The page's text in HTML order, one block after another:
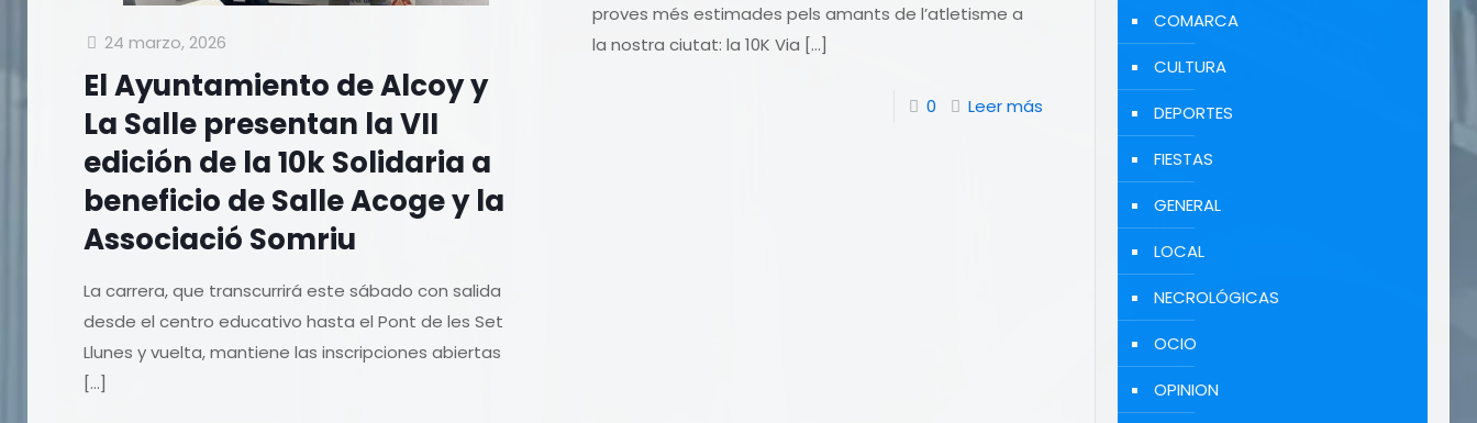
24 marzo, 2026
El Ayuntamiento de Alcoy y
La Salle presentan la VII
edición de la 10k Solidaria a
beneficio de Salle Acoge y la
Associació Somriu
La carrera, que transcurrirá este sábado con salida
desde el centro educativo hasta el Pont de les Set
Llunes y vuelta, mantiene las inscripciones abiertas
[…]
proves més estimades pels amants de l’atletisme a
la nostra ciutat: la 10K Via […]
0 Leer más
COMARCA
CULTURA
DEPORTES
FIESTAS
GENERAL
LOCAL
NECROLÓGICAS
OCIO
OPINION